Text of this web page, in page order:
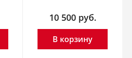
10 500 руб.
В корзину